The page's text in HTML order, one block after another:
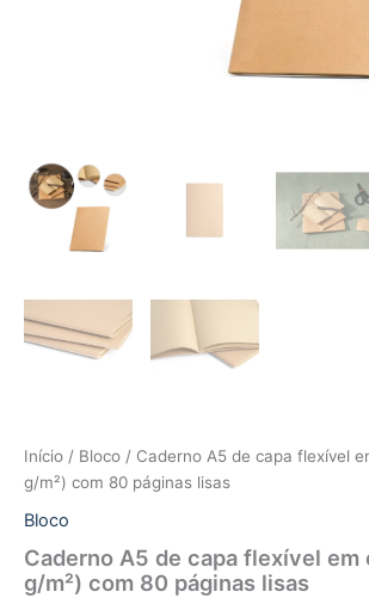
Início / Bloco / Caderno A5 de capa flexível
g/m²) com 80 páginas lisas
Bloco
Caderno A5 de capa flexível em
g/m²) com 80 páginas lisas